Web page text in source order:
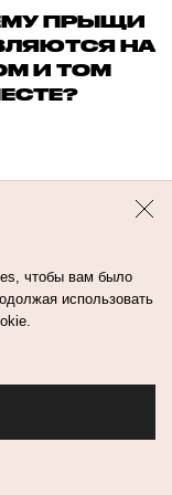
ПРЫЩИ
НА
И ТОМ
чтобы вам было
использовать